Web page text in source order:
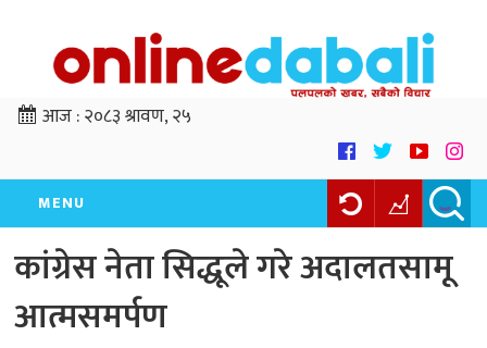
आज :२०८३ श्रावण, २५
MENU
कांग्रेस नेता सिद्धूले गरे अदालतसामू
आत्मसमर्पण